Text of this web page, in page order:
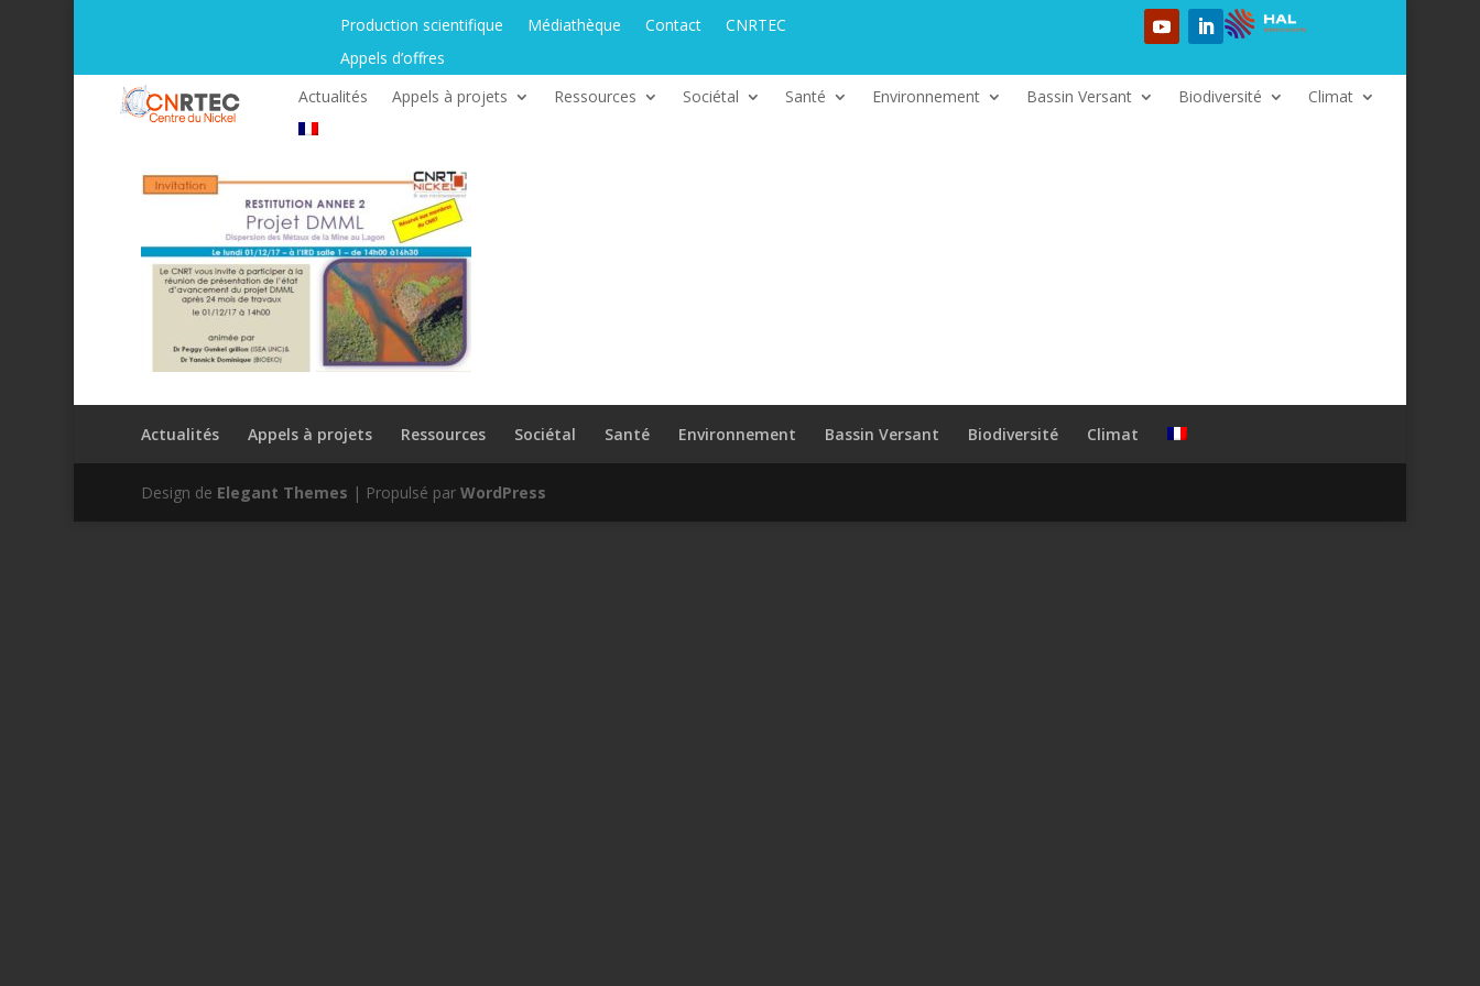
Production scientifique Médiathèque Contact
CNRTEC
Appels d’offres
Actualités
Appels à projets Ressources Sociétal Santé Environnement Bassin Versant Biodiversité Climat
Actualités Appels à projets Ressources Sociétal Santé Environnement Bassin Versant Biodiversité Climat
Design de Elegant Themes | Propulsé par WordPress